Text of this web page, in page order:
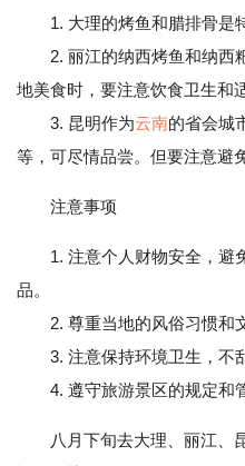
1. 大理的烤鱼和腊排骨是
2. 丽江的纳西烤鱼和纳西
地美食时，要注意饮食卫生和
3. 昆明作为云南的省会城
等，可尽情品尝。但要注意避
注意事项
1. 注意个人财物安全，避
品。
2. 尊重当地的风俗习惯和文
3. 注意保持环境卫生，不乱
4. 遵守旅游景区的规定和管
八月下旬去大理、丽江、